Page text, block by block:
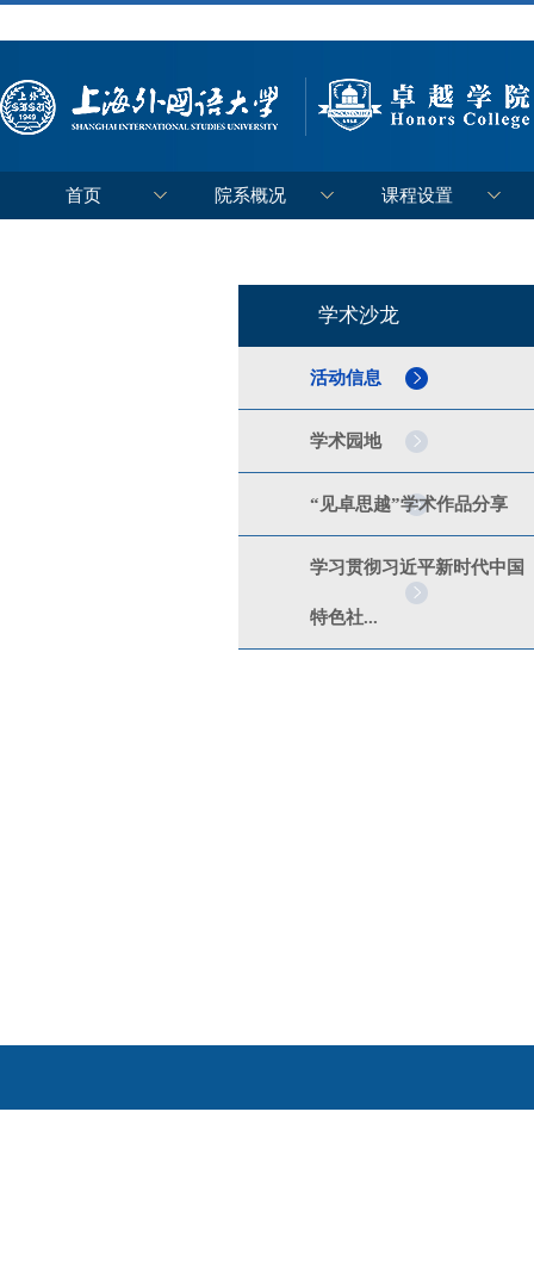
首页 院系概况 课程设置
学术沙龙
活动信息
学术园地
“见卓思越”学术作品分享
学习贯彻习近平新时代中国
特色社...